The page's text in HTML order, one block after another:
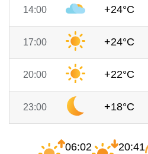
14:00 +24°C
17:00 +24°C
20:00 +22°C
23:00 +18°C
06:02 20:41